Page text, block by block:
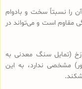
موس 7 است که آن را نسبتاً سخت و بادوام
مقاوم است و می‌تواند در
(تمایل سنگ معدنی به
مشخصی ندارد، به این